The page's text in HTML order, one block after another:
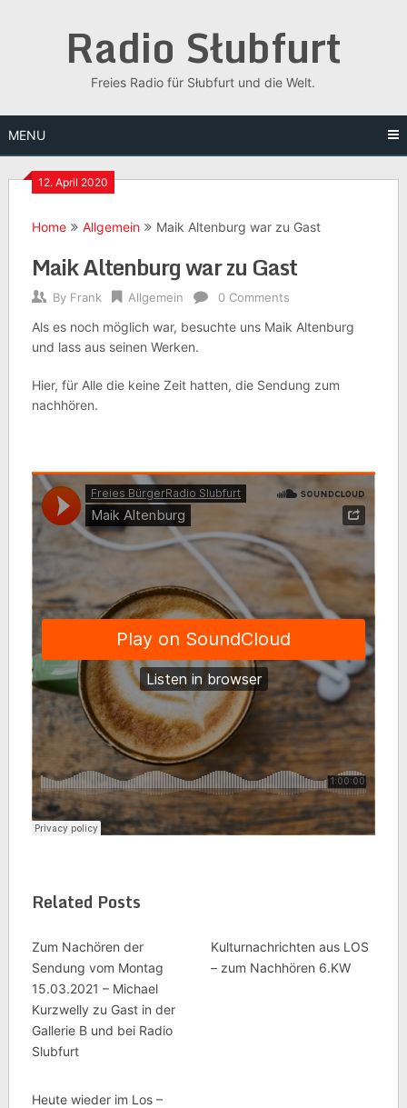
Radio Słubfurt
Freies Radio für Słubfurt und die Welt.
MENU
12. April 2020
Home Allgemein Maik Altenburg war zu Gast
Maik Altenburg war zu Gast
By Frank Allgemein 0 Comments
Als es noch möglich war, besuchte uns Maik Altenburg
und lass aus seinen Werken.
Hier, für Alle die keine Zeit hatten, die Sendung zum
nachhören.
Related Posts
Zum Nachören der
Sendung vom Montag
15.03.2021 – Michael
Kurzwelly zu Gast in der
Gallerie B und bei Radio
Slubfurt
Kulturnachrichten aus LOS
– zum Nachhören 6.KW
Heute wieder im Los –